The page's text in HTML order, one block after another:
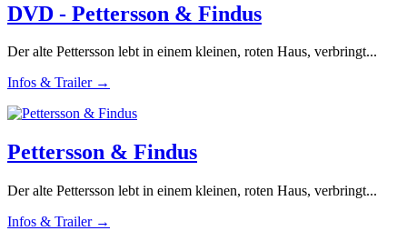
DVD - Pettersson & Findus
Der alte Pettersson lebt in einem kleinen, roten Haus, verbringt...
Infos & Trailer →
Pettersson & Findus
Der alte Pettersson lebt in einem kleinen, roten Haus, verbringt...
Infos & Trailer →